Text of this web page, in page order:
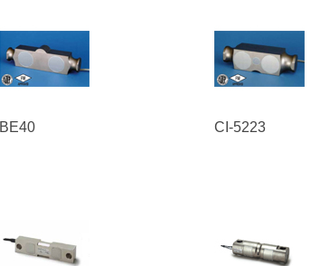
BE40 CI-5223